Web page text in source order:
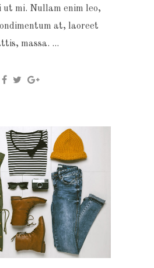
ut mi. Nullam enim leo,
at, laoreet
massa. ...